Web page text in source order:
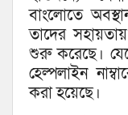
বাংলোতে
তাদের
শুরু করেছে।
হেল্পলাইন
করা হয়েছে।